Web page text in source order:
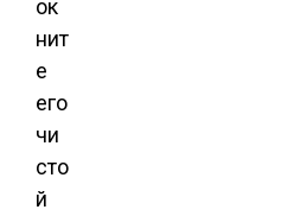
ок
нит
е
его
чи
сто
й